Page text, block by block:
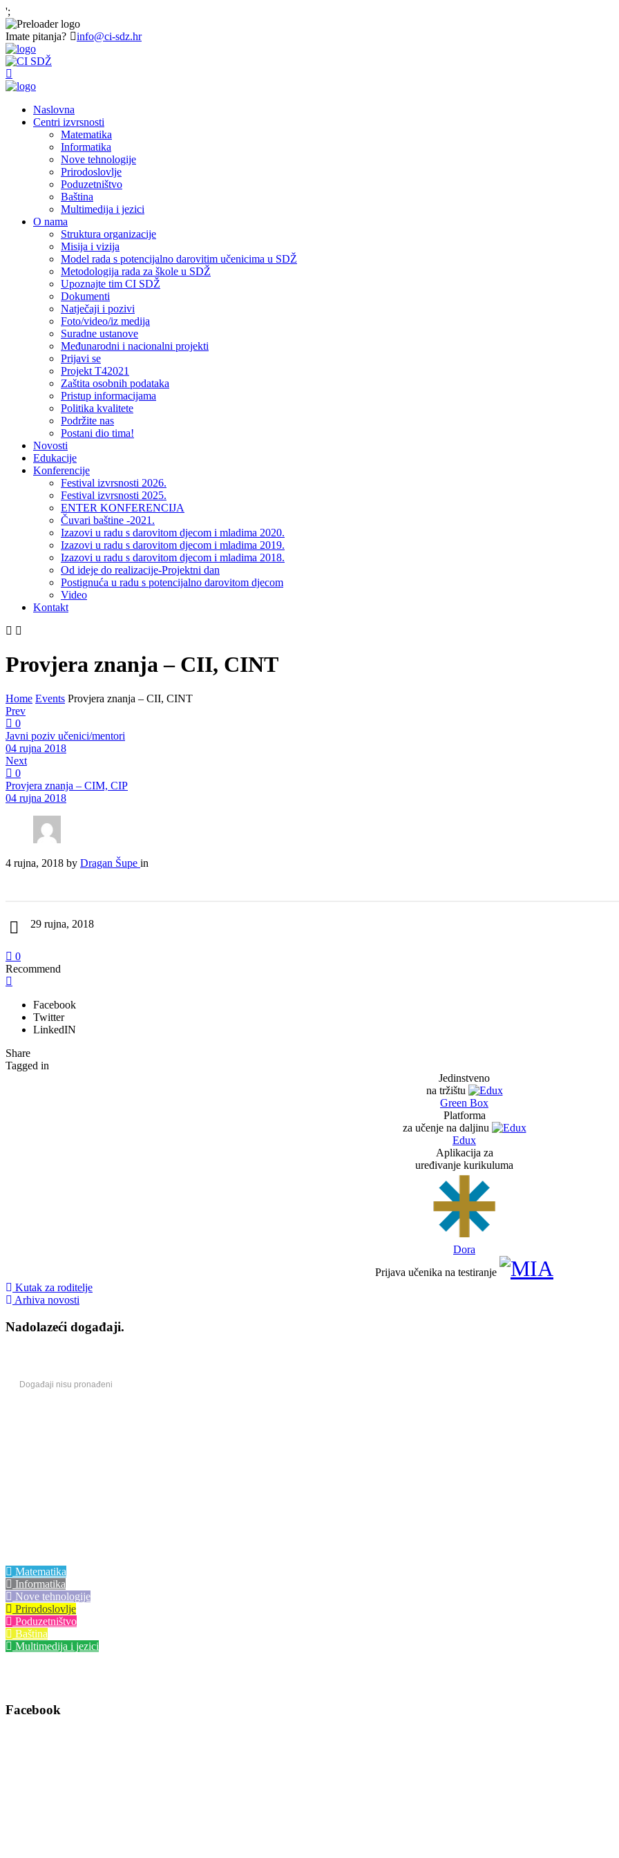
';
Imate pitanja? info@ci-sdz.hr
Naslovna
Centri izvrsnosti
Matematika
Informatika
Nove tehnologije
Prirodoslovlje
Poduzetništvo
Baština
Multimedija i jezici
O nama
Struktura organizacije
Misija i vizija
Model rada s potencijalno darovitim učenicima u SDŽ
Metodologija rada za škole u SDŽ
Upoznajte tim CI SDŽ
Dokumenti
Natječaji i pozivi
Foto/video/iz medija
Suradne ustanove
Međunarodni i nacionalni projekti
Prijavi se
Projekt T42021
Zaštita osobnih podataka
Pristup informacijama
Politika kvalitete
Podržite nas
Postani dio tima!
Novosti
Edukacije
Konferencije
Festival izvrsnosti 2026.
Festival izvrsnosti 2025.
ENTER KONFERENCIJA
Čuvari baštine -2021.
Izazovi u radu s darovitom djecom i mladima 2020.
Izazovi u radu s darovitom djecom i mladima 2019.
Izazovi u radu s darovitom djecom i mladima 2018.
Od ideje do realizacije-Projektni dan
Postignuća u radu s potencijalno darovitom djecom
Video
Kontakt
Provjera znanja – CII, CINT
Home Events Provjera znanja – CII, CINT
Prev
0
Javni poziv učenici/mentori
04 rujna 2018
Next
0
Provjera znanja – CIM, CIP
04 rujna 2018
4 rujna, 2018 by Dragan Šupe in
29 rujna, 2018
0
Recommend
Facebook
Twitter
LinkedIN
Share
Tagged in
Jedinstveno
na tržištu
Green Box
Platforma
za učenje na daljinu
Edux
Aplikacija za
uređivanje kurikuluma
Dora
Prijava učenika na testiranje
Kutak za roditelje
Arhiva novosti
Nadolazeći događaji.
Događaji nisu pronađeni
Matematika
Informatika
Nove tehnologije
Prirodoslovlje
Poduzetništvo
Baština
Multimedija i jezici
Facebook